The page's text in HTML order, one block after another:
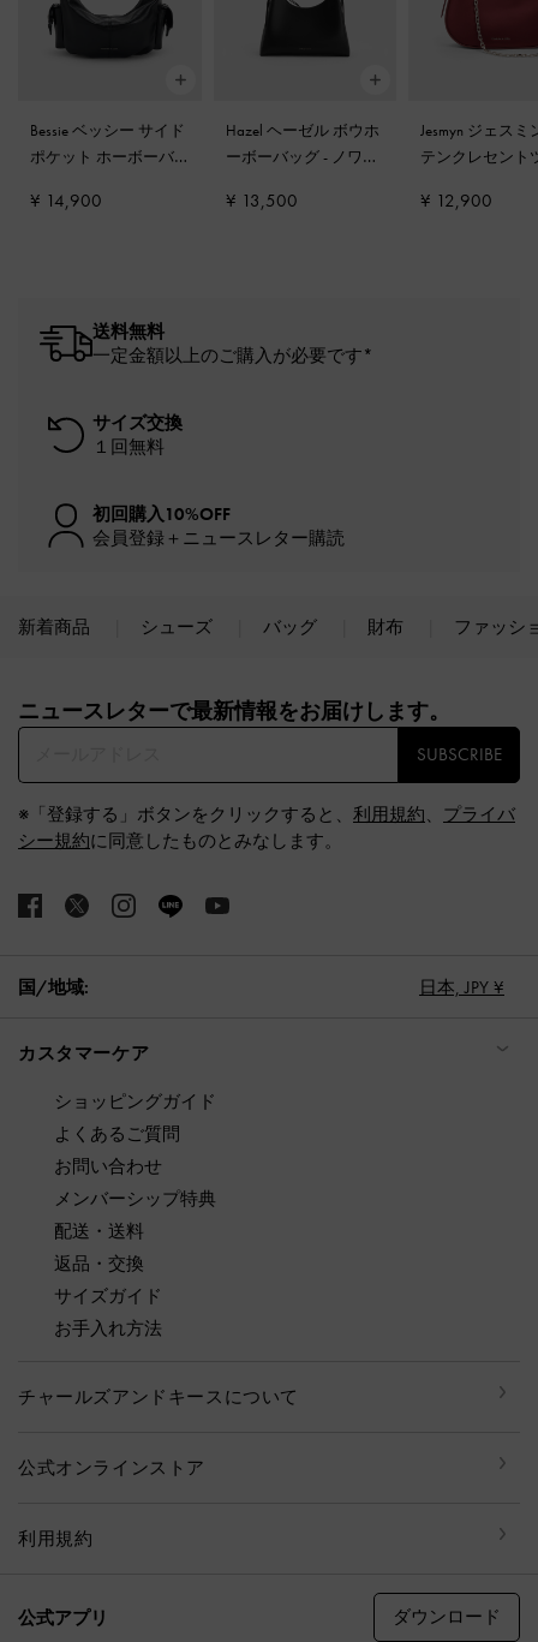
Bessie ベッシー サイド
ポケット ホーボーバ
¥ 14,900
Hazel ヘーゼル ボウホ
ーボーバッグ- ノワー
¥ 13,500
Jesmyn ジェスミ
テンクレセント
ディ
¥ 12,900
送料無料
一定金額以上のご購入が必要です*
サイズ交換
１回無料
初回購入10%OFF
会員登録＋ニュースレター購読
新着商品 シューズ バッグ 財布 ファッシ
ニュースレターで最新情報をお届けします。​
SUBSCRIBE
※「登録する」ボタンをクリックすると、 利用規約、 プライバ
シー規約に同意したものとみなします。
国/地域: 日本, JPY ¥
カスタマーケア
ショッピングガイド
よくあるご質問
お問い合わせ
メンバーシップ特典
配送・送料
返品・交換
サイズガイド
お手入れ方法
チャールズアンドキースについて
公式オンラインストア
利用規約
公式アプリ ダウンロード